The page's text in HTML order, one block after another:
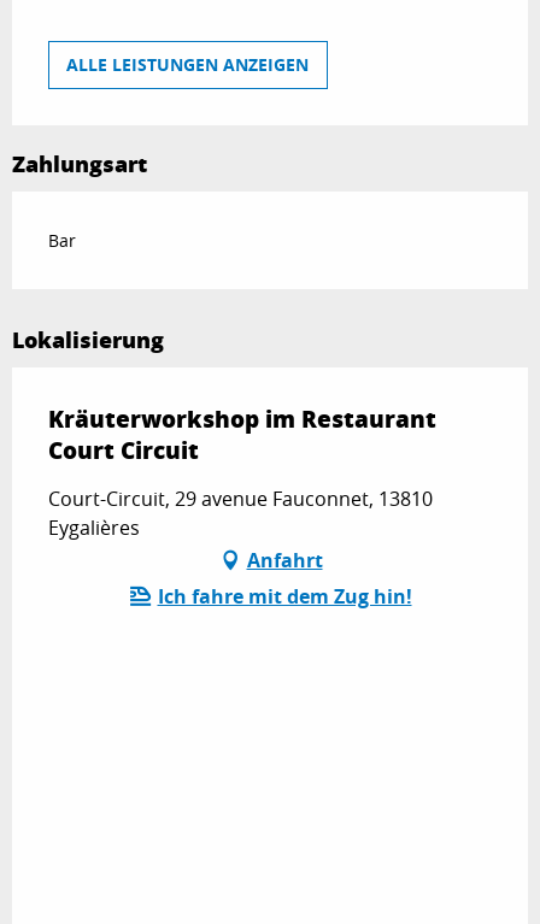
ALLE LEISTUNGEN ANZEIGEN
Zahlungsart
Bar
Lokalisierung
Kräuterworkshop im Restaurant
Court Circuit
Court-Circuit, 29 avenue Fauconnet, 13810
Eygalières
Anfahrt
Ich fahre mit dem Zug hin!